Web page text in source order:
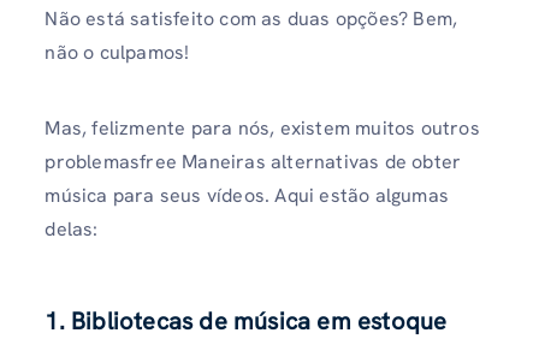
Não está satisfeito com as duas opções? Bem,
não o culpamos!
Mas, felizmente para nós, existem muitos outros
problemasfree Maneiras alternativas de obter
música para seus vídeos. Aqui estão algumas
delas:
1. Bibliotecas de música em estoque